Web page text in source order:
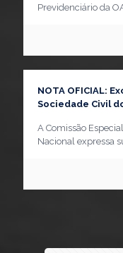
Previdenciário da
NOTA OFICIAL:
Sociedade Civil
A Comissão
Nacional expressa